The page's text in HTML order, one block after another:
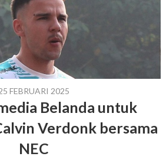
FEBRUARI 2025
Belanda untuk
Verdonk bersama
NEC